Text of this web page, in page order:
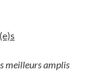
meilleurs amplis